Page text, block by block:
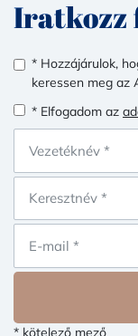
Iratkozz
* Hozzájárulok,
keressen meg az
* Elfogadom az
* kötelező mező